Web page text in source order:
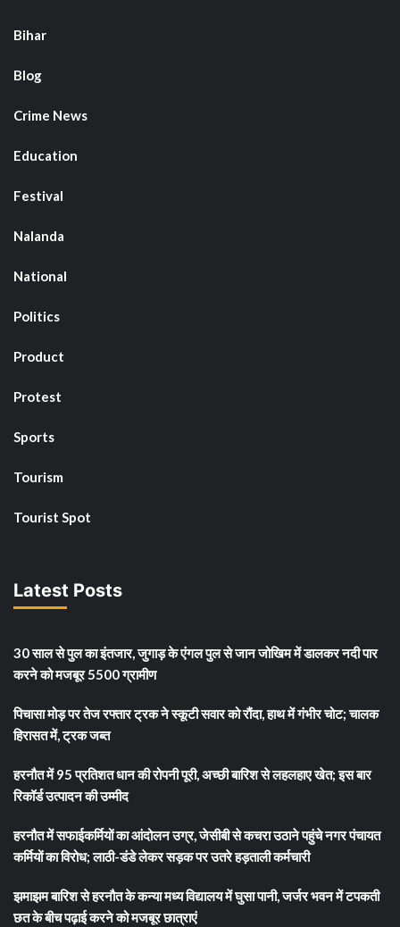
Bihar
Blog
Crime News
Education
Festival
Nalanda
National
Politics
Product
Protest
Sports
Tourism
Tourist Spot
Latest Posts
30 साल से पुल का इंतजार, जुगाड़ के एंगल पुल से जान जोखिम में डालकर नदी पार
करने को मजबूर 5500 ग्रामीण
पिचासा मोड़ पर तेज रफ्तार ट्रक ने स्कूटी सवार को रौंदा, हाथ में गंभीर चोट; चालक
हिरासत में, ट्रक जब्त
हरनौत में 95 प्रतिशत धान की रोपनी पूरी, अच्छी बारिश से लहलहाए खेत; इस बार
रिकॉर्ड उत्पादन की उम्मीद
हरनौत में सफाईकर्मियों का आंदोलन उग्र, जेसीबी से कचरा उठाने पहुंचे नगर पंचायत
कर्मियों का विरोध; लाठी-डंडे लेकर सड़क पर उतरे हड़ताली कर्मचारी
झमाझम बारिश से हरनौत के कन्या मध्य विद्यालय में घुसा पानी, जर्जर भवन में टपकती
छत के बीच पढ़ाई करने को मजबूर छात्राएं